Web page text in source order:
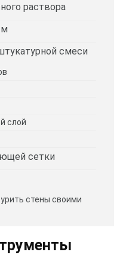
раствора
м
смеси
слой
сетки
стены своими